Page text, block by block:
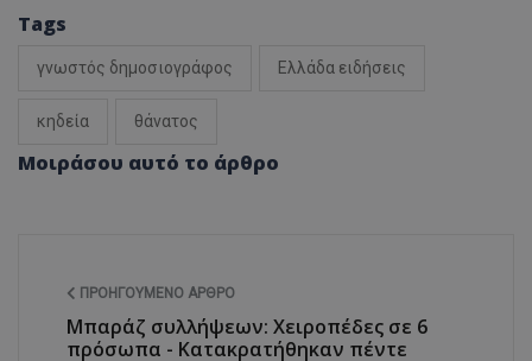
Tags
γνωστός δημοσιογράφος Ελλάδα ειδήσεις
κηδεία θάνατος
Μοιράσου αυτό το άρθρο
ΠΡΟΗΓΟΎΜΕΝΟ ΆΡΘΡΟ
Μπαράζ συλλήψεων: Χειροπέδες σε 6
πρόσωπα - Κατακρατήθηκαν πέντε